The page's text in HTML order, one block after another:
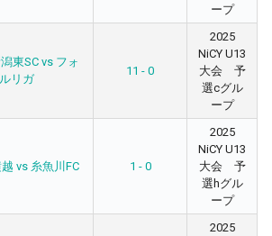
ープ
東SC vs フォ
ルリガ
11 - 0
2025
NiCY U13
大会 予
選cグル
ープ
越 vs 糸魚川FC 1 - 0
2025
NiCY U13
大会 予
選hグル
ープ
2025